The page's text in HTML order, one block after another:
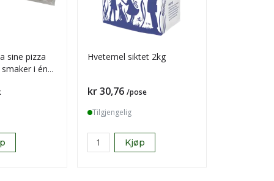
sine pizza
i én
Hvetemel siktet 2kg
Pris
kr 30,76 /pose
Tilgjengelig
Kjøp